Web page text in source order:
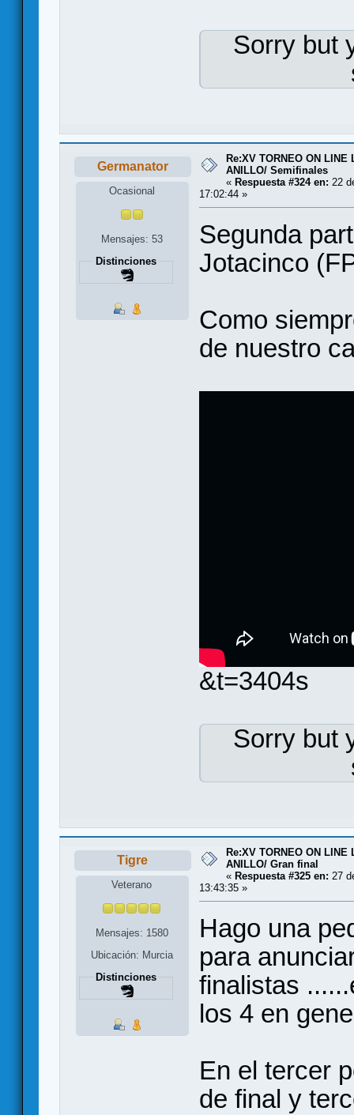
Sorry but
Germanator
Ocasional
Mensajes: 53
Distinciones
Re:XV TORNEO ON LINE
ANILLO/ Semifinales
« Respuesta #324 en: 22
17:02:44 »
Segunda
Jotacinco
Como
de nuestro
&t=3404s
Sorry but
Tigre
Veterano
Mensajes: 1580
Ubicación: Murcia
Distinciones
Re:XV TORNEO ON LINE
ANILLO/ Gran final
« Respuesta #325 en: 27
13:43:35 »
Hago una
para
finalistas
los 4 en
En el tercer
de final y